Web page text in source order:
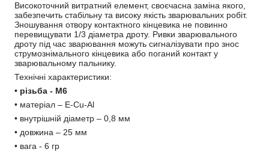
Високоточний витратний елемент, своєчасна заміна якого,
забезпечить стабільну та високу якість зварювальних робіт.
Зношування отвору контактного кінцевика не повинно
перевищувати 1/3 діаметра дроту. Ривки зварювального
дроту під час зварювання можуть сигналізувати про знос
струмознімального кінцевика або поганий контакт у
зварювальному пальнику.
Технічні характеристики:
• різьба - М6
• матеріал – E-Cu-Al
• внутрішній діаметр – 0,8 мм
• довжина – 25 мм
• вага - 6 гр